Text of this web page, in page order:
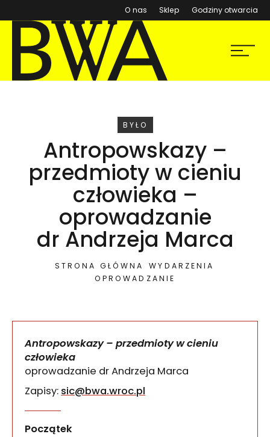
O nas Sklep (otwiera się w nowym
Godziny otwarcia
BWA Wrocław
Galerie Sztuki Współczesnej
Menu
WYDARZENIE
BYŁO
Antropowskazy –
przedmioty w cieniu
człowieka –
oprowadzanie
dr Andrzeja Marca
STRONA GŁÓWNA
WYDARZENIA
OPROWADZANIE
Antropowskazy – przedmioty w cieniu
człowieka
oprowadzanie dr Andrzeja Marca
Zapisy: sic@bwa.wroc.pl
Początek